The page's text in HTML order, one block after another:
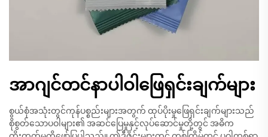
အာဂျင်တင်နာပါဝါဖြေရှင်းချက်များ
စွယ်စုံအသုံးတွင်ကုန်ပစ္စည်းများအတွက် ထုပ်ပိုးမှုဖြေရှင်းချက်များသည်
စိုစွတ်သောပဝါများ၏ အဆင်ပြေမှုနှင့်လုပ်ဆောင်မှုတို့တွင် အဓိက